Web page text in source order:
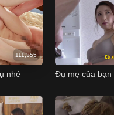
nhé
111,355